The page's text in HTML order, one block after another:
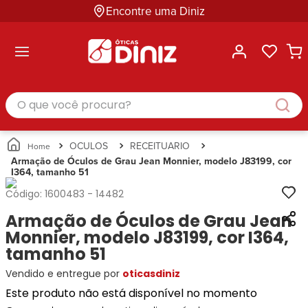
Encontre uma Diniz
Masculino
Feminino
Infantil
Unissex
Busque
Por
Marcas
Ana
Hickmann
Bulget
Miu-
Guess
Lacoste
Categorias
Masculino
Feminino
Infantil
Unissex
Busque
Por
Marcas
Ray-
Ban
Prada
Ana
Hickmann
Tecnol
Correntes
para
Óculos
Estojos
para
Óculos
Soluções
Cuidados
Busque
Ray-
Ban
Prada
Exchange
Tommy
Hilfiger
Ana
Hickmann
Guess
Speedo
Categoria
Armações
de Óculos
Óculos
de Sol
Corrente
para
Estojo
para
Óculos
Masculino
Feminino
O que você procura?
OCULOS
RECEITUARIO
Armação de Óculos de Grau Jean Monnier, modelo J83199, cor
I364, tamanho 51
Código: 1600483 - 14482
Armação de Óculos de Grau Jean
Monnier, modelo J83199, cor I364,
tamanho 51
Vendido e entregue por oticasdiniz
Este produto não está disponível no momento